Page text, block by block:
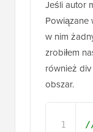
Jeśli autor
Powiązane
w nim
zrobiłem
również
obszar.
1